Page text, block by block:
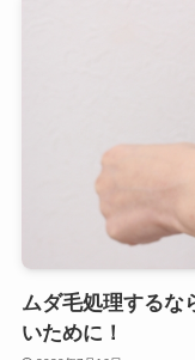
ムダ毛処理するな
いために！